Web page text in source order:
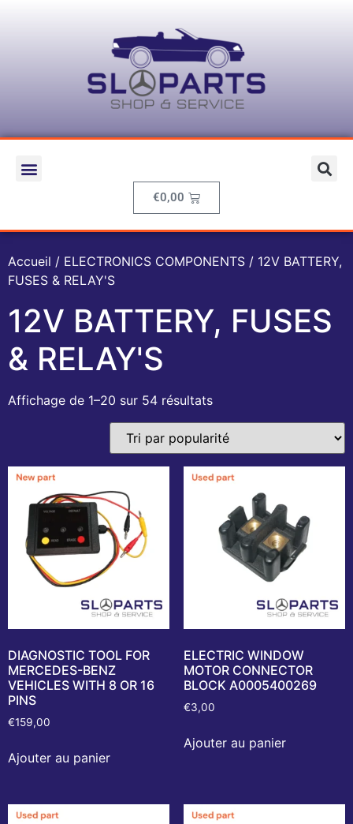
€0,00
Accueil / ELECTRONICS COMPONENTS / 12V BATTERY,
FUSES & RELAY'S
12V BATTERY, FUSES
& RELAY'S
Affichage de 1–20 sur 54 résultats
DIAGNOSTIC TOOL FOR
MERCEDES-BENZ
VEHICLES WITH 8 OR 16
PINS
€159,00
Ajouter au panier
ELECTRIC WINDOW
MOTOR CONNECTOR
BLOCK A0005400269
€3,00
Ajouter au panier